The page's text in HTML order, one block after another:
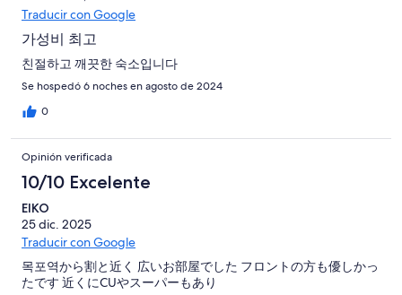
Traducir con Google
가성비 최고
친절하고 깨끗한 숙소입니다
Se hospedó 6 noches en agosto de 2024
0
Opinión verificada
10/10 Excelente
EIKO
25 dic. 2025
Traducir con Google
목포역から割と近く 広いお部屋でした フロントの方も優しかっ
たです 近くにCUやスーパーもあり